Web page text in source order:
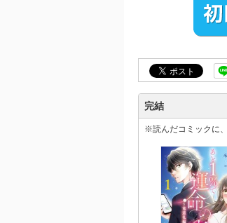
完結
※読んだコミックに、